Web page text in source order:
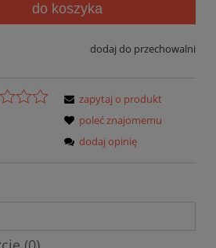
do koszyka
dodaj do przechowalni
zapytaj o produkt
poleć znajomemu
dodaj opinię